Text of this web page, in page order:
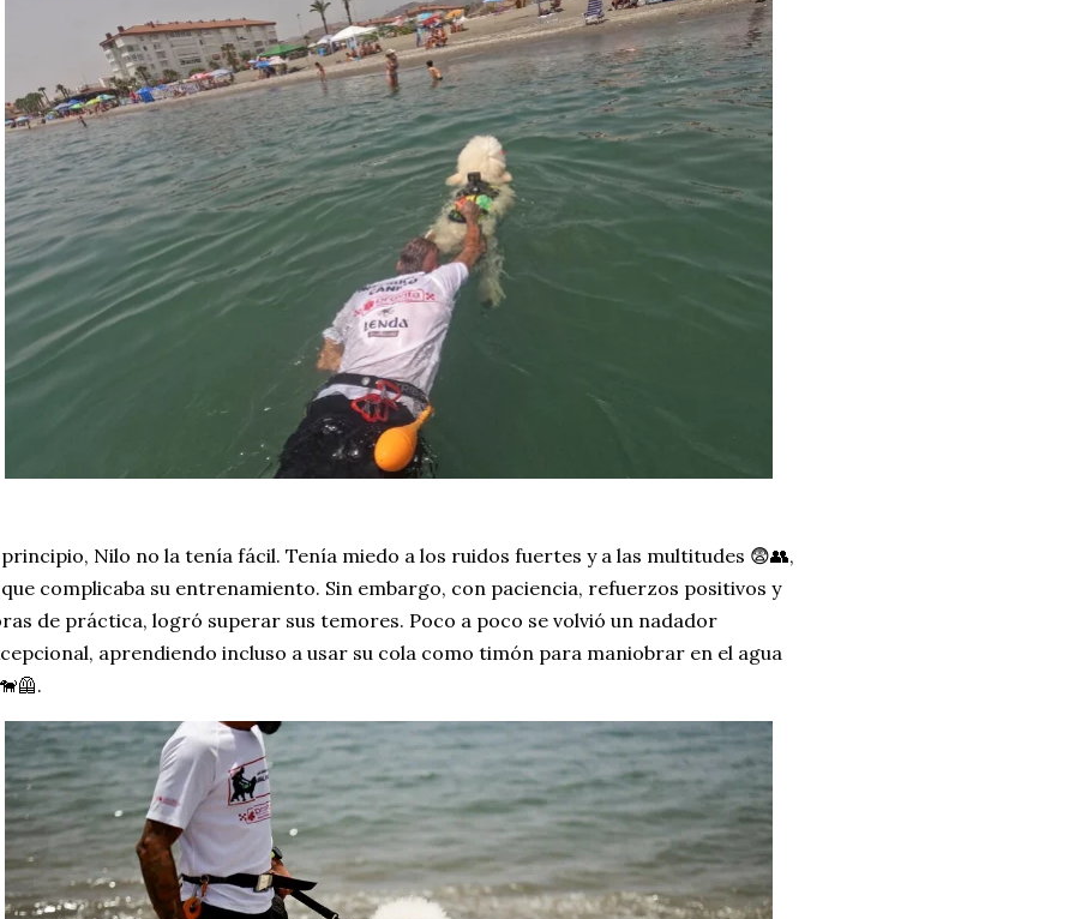
principio, Nilo no la tenía fácil. Tenía miedo a los ruidos fuertes y a las multitudes 😨👥,
complicaba su entrenamiento. Sin embargo, con paciencia, refuerzos positivos y
de práctica, logró superar sus temores. Poco a poco se volvió un nadador
aprendiendo incluso a usar su cola como timón para maniobrar en el agua